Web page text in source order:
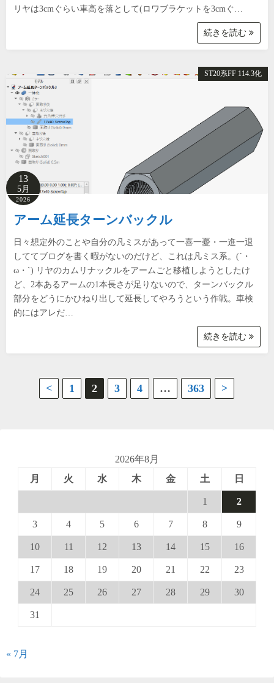
リヤは3cmぐらい車高を落として(ロワブラケットを3cmぐ…
続きを読む
ST20系FF 114.3化
13
5月
2026
アーム延長ターンバックル
日々想定外のことや自分の凡ミスがあって一喜一憂・一進一退
しててブログを書く暇がないのだけど、これは凡ミス系。(´・
ω・`) リヤのカムリナックルをアームごと移植しようとしたけ
ど、2本あるアームの1本長さが足りないので、ターンバックル
部分をどうにかひねり出して延長してやろうという作戦。車検
的にはアレだ…
続きを読む
送
り
< 1 2 3 4 … 363 >
2026年8月
月
火 水 木 金 土 日
1 2
3 4 5 6 7 8 9
10 11 12 13 14 15 16
17 18 19 20 21 22 23
24 25 26 27 28 29 30
31
« 7月